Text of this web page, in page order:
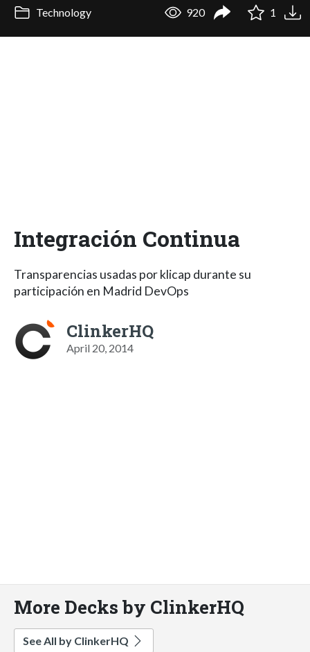
Technology 920 1
Integración Continua
Transparencias usadas por klicap durante su
participación en Madrid DevOps
ClinkerHQ
April 20, 2014
More Decks by ClinkerHQ
See All by ClinkerHQ